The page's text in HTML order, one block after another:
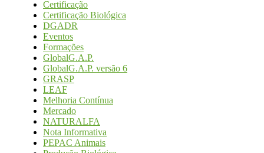
Certificação
Certificação Biológica
DGADR
Eventos
Formações
GlobalG.A.P.
GlobalG.A.P. versão 6
GRASP
LEAF
Melhoria Contínua
Mercado
NATURALFA
Nota Informativa
PEPAC Animais